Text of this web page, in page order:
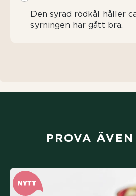
Den syrad rödkål håller
syrningen har gått bra.
PROVA ÄVEN